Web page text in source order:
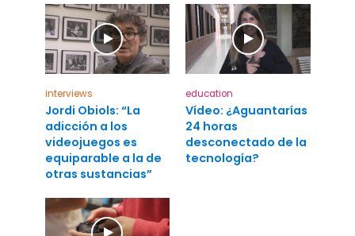
interviews
Jordi Obiols: “La
adicción a los
videojuegos es
equiparable a la de
otras sustancias”
education
Vídeo: ¿Aguantarías
24 horas
desconectado de la
tecnología?